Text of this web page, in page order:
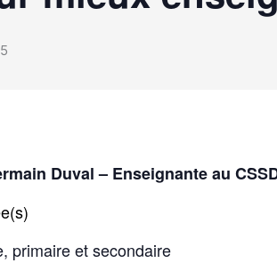
Duval – Enseignante au
primaire et secondaire